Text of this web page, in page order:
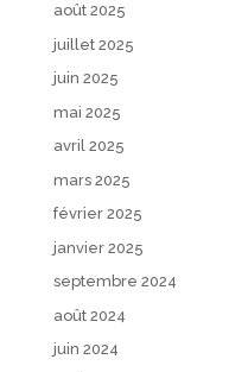
août 2025
juillet 2025
juin 2025
mai 2025
avril 2025
mars 2025
février 2025
janvier 2025
septembre 2024
août 2024
juin 2024